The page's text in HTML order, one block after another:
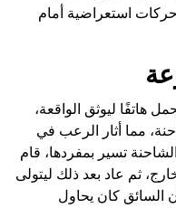
حركات استعراضية أمام
هاتفًا ليوثق الواقعة،
مما أثار الرعب في
تسير بمفردها، قام
ثم عاد بعد ذلك ليتولى
السائق كان يحاول